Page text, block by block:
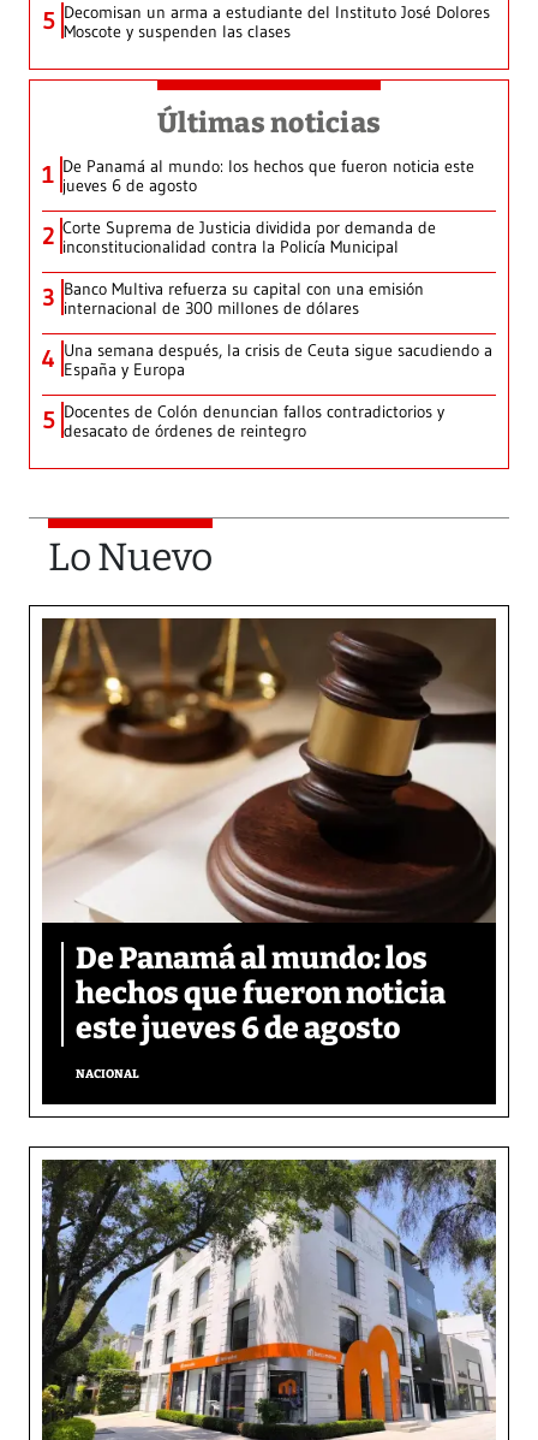
5 Decomisan un arma a estudiante del Instituto José Dolores
Moscote y suspenden las clases
Últimas noticias
1 De Panamá al mundo: los hechos que fueron noticia este
jueves 6 de agosto
2 Corte Suprema de Justicia dividida por demanda de
inconstitucionalidad contra la Policía Municipal
3 Banco Multiva refuerza su capital con una emisión
internacional de 300 millones de dólares
4 Una semana después, la crisis de Ceuta sigue sacudiendo a
España y Europa
5 Docentes de Colón denuncian fallos contradictorios y
desacato de órdenes de reintegro
Lo Nuevo
De Panamá al mundo: los
hechos que fueron noticia
este jueves 6 de agosto
NACIONAL